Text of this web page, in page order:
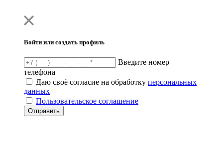
Войти или создать профиль
Введите номер
телефона
Даю своё согласие на обработку персональных
данных
Пользовательское соглашение
Отправить